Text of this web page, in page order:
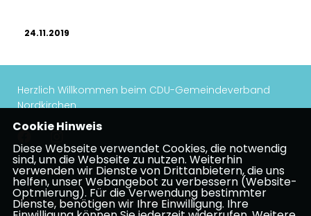
24.11.2019
Herzlich Willkommen beim CDU-Gemeindeverband
Nordkirchen
Impressum Datenschutz Kontakt
CDU Kreisverband Coesfeld
Cookie Hinweis
Diese Webseite verwendet Cookies, die notwendig
sind, um die Webseite zu nutzen. Weiterhin
verwenden wir Dienste von Drittanbietern, die uns
helfen, unser Webangebot zu verbessern (Website-
Optmierung). Für die Verwendung bestimmter
Dienste, benötigen wir Ihre Einwilligung. Ihre